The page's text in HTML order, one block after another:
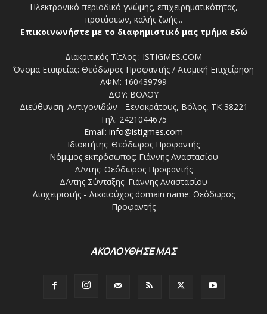
Ηλεκτρονικό περιοδικό γνώμης, επιχειρηματικότητας,
προτάσεων, καλής ζωής...
Επικοινωνήστε με το διαφημιστικό μας τμήμα εδώ
Διακριτικός Τίτλος : ISTIGMES.COM
Όνομα Εταιρείας: Θεόδωρος Προφαντής / Ατομική Επιχείρηση
ΑΦΜ: 160439799
ΔΟΥ: ΒΟΛΟΥ
Διεύθυνση: Αντιγονιδών - Ξενοκράτους, Βόλος, ΤΚ 38221
Τηλ: 2421044675
Email: info@istigmes.com
Ιδιοκτήτης: Θεόδωρος Προφαντής
Νόμιμος εκπρόσωπος: Γιάννης Αναστασίου
Δ/ντης: Θεόδωρος Προφαντής
Δ/ντης Σύνταξης: Γιάννης Αναστασίου
Διαχειριστής - Δικαιούχος domain name: Θεόδωρος
Προφαντής
ΑΚΟΛΟΥΘΗΣΕ ΜΑΣ